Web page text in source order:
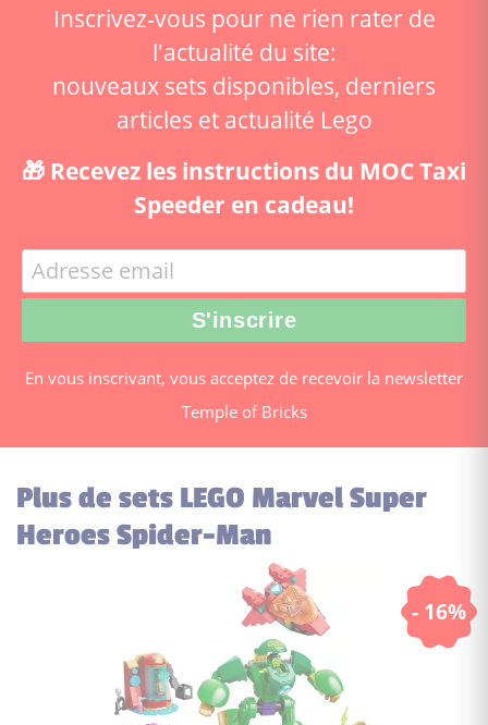
Inscrivez-vous pour ne rien rater de
l'actualité du site:
nouveaux sets disponibles, derniers
articles et actualité Lego
🎁 Recevez les instructions du MOC Taxi
Speeder en cadeau!
En vous inscrivant, vous acceptez de recevoir la newsletter
Temple of Bricks
Plus de sets LEGO Marvel Super
Heroes Spider-Man
- 16%